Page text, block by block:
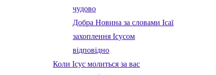
чудово
Добра Новина за словами Ісаї
захоплення Ісусом
відповідно
Коли Ісус молиться за вас